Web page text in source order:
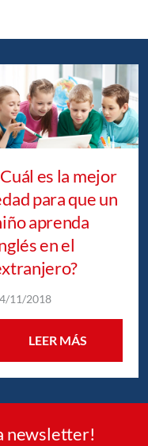
es la mejor
para que un
aprenda
en el
11/2018
LEER MÁS
newsletter!